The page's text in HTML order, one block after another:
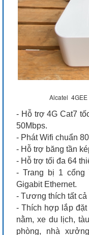
Alcatel 4GEE
- Hỗ trợ 4G Cat7
50Mbps.
- Phát Wifi chuẩn
- Hỗ trợ băng tần
- Hỗ trợ tối đa 64
- Trang bị 1 cổng
Gigabit Ethernet.
- Tương thích tất cả
- Thích hợp lắp
nằm, xe du lịch,
phòng, nhà